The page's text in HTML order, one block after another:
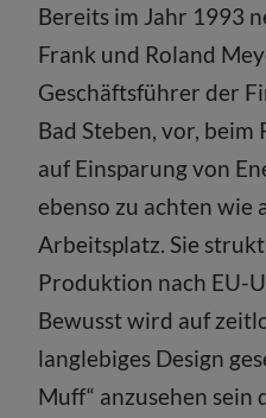
Bereits im Jahr 1993
Frank und Roland
Geschäftsführer der
Bad Steben, vor,
auf Einsparung von
ebenso zu achten wie
Arbeitsplatz. Sie
Produktion nach EU-
Bewusst wird auf
langlebiges Design
Muff“ anzusehen sein